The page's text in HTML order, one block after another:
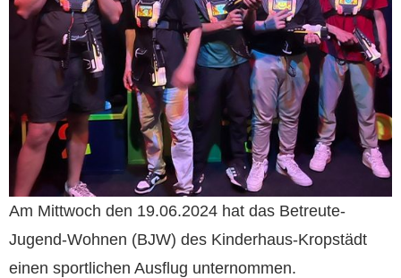
Am Mittwoch den 19.06.2024 hat das Betreute-
Jugend-Wohnen (BJW) des Kinderhaus-Kropstädt
einen sportlichen Ausflug unternommen.